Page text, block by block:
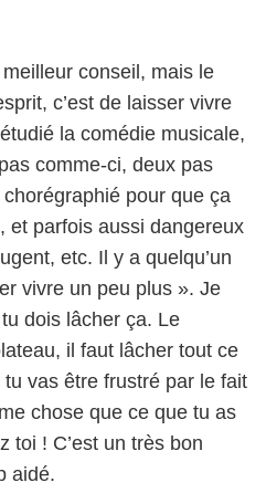
conseil, mais le
c’est de laisser vivre
la comédie musicale,
comme-ci, deux pas
pour que ça
et parfois aussi dangereux
etc. Il y a quelqu’un
vivre un peu plus ». Je
dois lâcher ça. Le
il faut lâcher tout ce
vas être frustré par le fait
chose que ce que tu as
toi ! C’est un très bon
aidé.